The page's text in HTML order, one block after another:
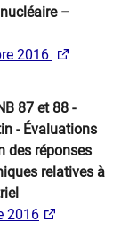
–
2016
87 et 88 -
- Évaluations
des réponses
relatives à
2016